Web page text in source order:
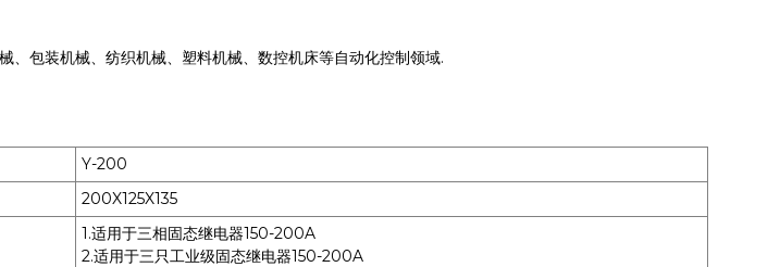
、包装机械、纺织机械、塑料机械、数控机床等自动化控制领域.
Y-200
200X125X135
1.适用于三相固态继电器150-200A
2.适用于三只工业级固态继电器150-200A